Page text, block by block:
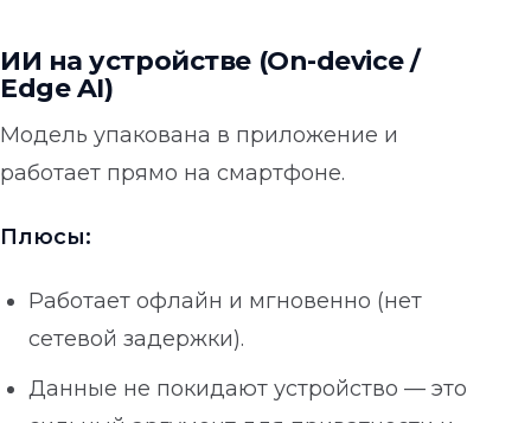
ИИ на устройстве (On-device /
Edge AI)
Модель упакована в приложение и
работает прямо на смартфоне.
Плюсы:
Работает офлайн и мгновенно (нет
сетевой задержки).
Данные не покидают устройство — это